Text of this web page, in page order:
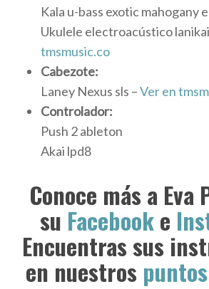
Kala u-bass exotic mahogany
Ukulele electroacústico
tmsmusic.co
Cabezote:
Laney Nexus sls –Ver en
Controlador:
Push 2 ableton
Akai lpd8
Conoce más a Eva
su Facebooke
Encuentras sus
en nuestros